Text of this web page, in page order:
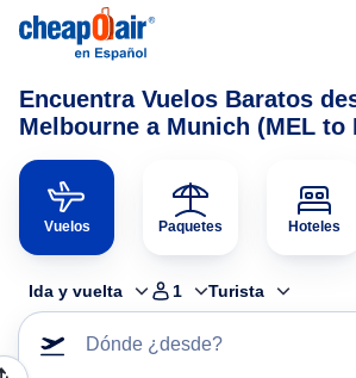
Encuentra Vuelos Baratos
Melbourne a Munich (MEL to
Vuelos Paquetes Hoteles
Ida y vuelta 1 Turista
Dónde ¿desde?